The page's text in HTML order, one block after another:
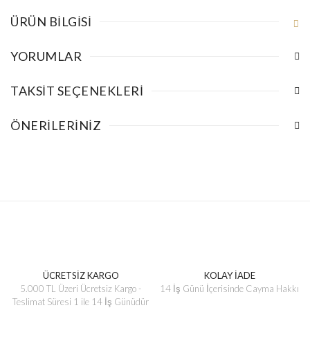
ÜRÜN BILGISI
YORUMLAR
TAKSIT SEÇENEKLERI
ÖNERILERINIZ
ÜCRETSİZ KARGO
5.000 TL Üzeri Ücretsiz Kargo -
Teslimat Süresi 1 ile 14 İş Günüdür
KOLAY İADE
14 İş Günü İçerisinde Cayma Hakkı